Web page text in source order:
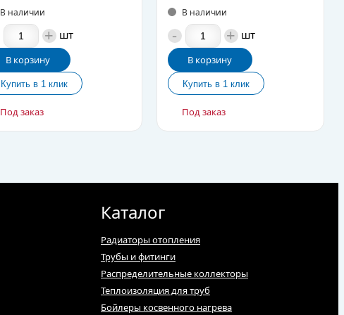
В наличии
+ шт
В корзину
Под заказ
В наличии
- + шт
В корзину
Под заказ
Каталог
Радиаторы отопления
Трубы и фитинги
Распределительные коллекторы
Теплоизоляция для труб
Бойлеры косвенного нагрева